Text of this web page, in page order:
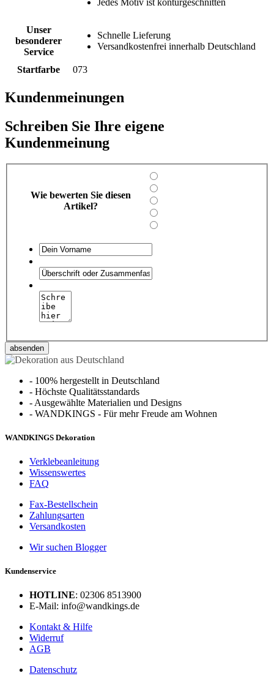
Jedes Motiv ist konturgeschnitten
Unser
besonderer
Service
Schnelle Lieferung
Versandkostenfrei innerhalb Deutschland
Startfarbe 073
Kundenmeinungen
Schreiben Sie Ihre eigene
Kundenmeinung
Wie bewerten Sie diesen
Artikel?
absenden
- 100% hergestellt in Deutschland
- Höchste Qualitätsstandards
- Ausgewählte Materialien und Designs
- WANDKINGS - Für mehr Freude am Wohnen
WANDKINGS Dekoration
Verklebeanleitung
Wissenswertes
FAQ
Fax-Bestellschein
Zahlungsarten
Versandkosten
Wir suchen Blogger
Kundenservice
HOTLINE: 02306 8513900
E-Mail: info@wandkings.de
Kontakt & Hilfe
Widerruf
AGB
Datenschutz